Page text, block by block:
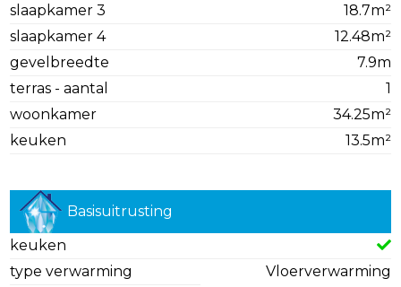
slaapkamer 3
18.7m²
slaapkamer 4
12.48m²
gevelbreedte
7.9m
terras - aantal
1
woonkamer
34.25m²
keuken
13.5m²
Basisuitrusting
keuken
type verwarming
Vloerverwarming